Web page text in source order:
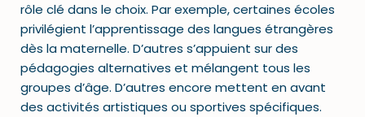
rôle clé dans le choix. Par exemple, certaines écoles
privilégient l’apprentissage des langues étrangères
dès la maternelle. D’autres s’appuient sur des
pédagogies alternatives et mélangent tous les
groupes d’âge. D’autres encore mettent en avant
des activités artistiques ou sportives spécifiques.